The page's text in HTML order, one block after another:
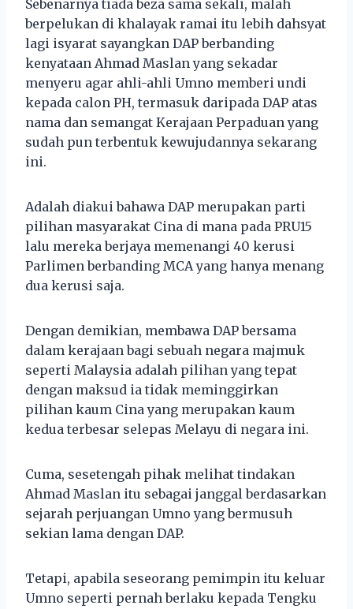
Sebenarnya tiada beza sama sekali, malah
berpelukan di khalayak ramai itu lebih dahsyat
lagi isyarat sayangkan DAP berbanding
kenyataan Ahmad Maslan yang sekadar
menyeru agar ahli-ahli Umno memberi undi
kepada calon PH, termasuk daripada DAP atas
nama dan semangat Kerajaan Perpaduan yang
sudah pun terbentuk kewujudannya sekarang
ini.
Adalah diakui bahawa DAP merupakan parti
pilihan masyarakat Cina di mana pada PRU15
lalu mereka berjaya memenangi 40 kerusi
Parlimen berbanding MCA yang hanya menang
dua kerusi saja.
Dengan demikian, membawa DAP bersama
dalam kerajaan bagi sebuah negara majmuk
seperti Malaysia adalah pilihan yang tepat
dengan maksud ia tidak meminggirkan
pilihan kaum Cina yang merupakan kaum
kedua terbesar selepas Melayu di negara ini.
Cuma, sesetengah pihak melihat tindakan
Ahmad Maslan itu sebagai janggal berdasarkan
sejarah perjuangan Umno yang bermusuh
sekian lama dengan DAP.
Tetapi, apabila seseorang pemimpin itu keluar
Umno seperti pernah berlaku kepada Tengku